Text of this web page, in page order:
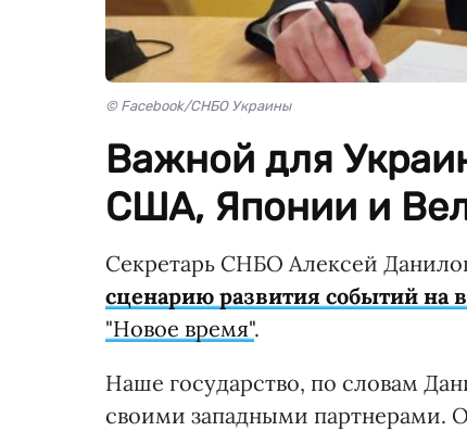
© Facebook/СНБО Украины
Важной для
США, Японии и
Секретарь СНБО Алексей
сценарию развития событий на
"Новое время".
Наше государство, по словам
своими западными партнерами.